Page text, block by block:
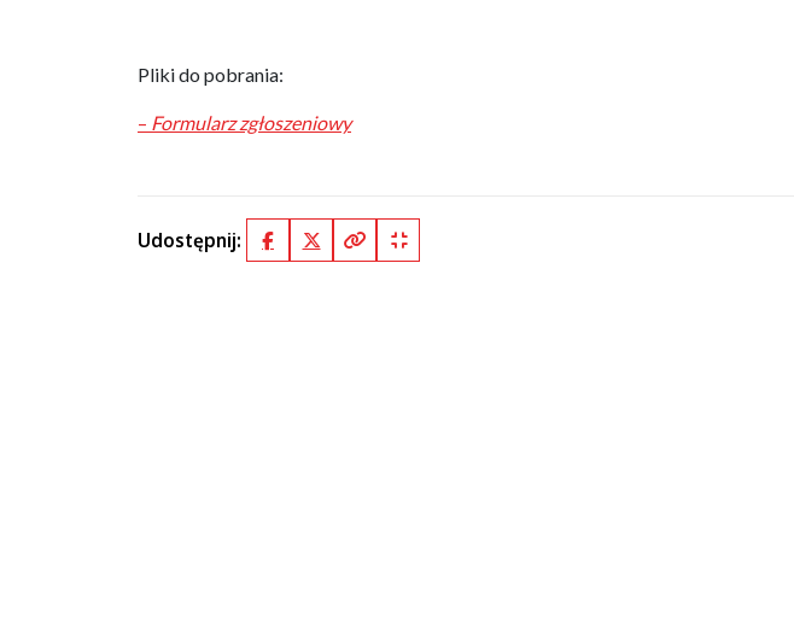
Pliki do pobrania:
– Formularz zgłoszeniowy
Udostępnij: FacebookX (Twitter)
Kopiuj pełny link
Kopiuj krótki link